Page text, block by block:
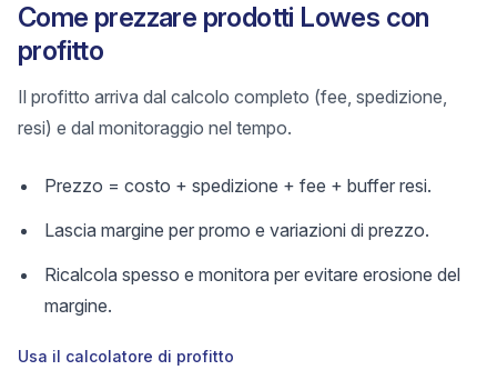
Come prezzare prodotti Lowes con
profitto
Il profitto arriva dal calcolo completo (fee, spedizione,
resi) e dal monitoraggio nel tempo.
Prezzo = costo + spedizione + fee + buffer resi.
Lascia margine per promo e variazioni di prezzo.
Ricalcola spesso e monitora per evitare erosione del
margine.
Usa il calcolatore di profitto